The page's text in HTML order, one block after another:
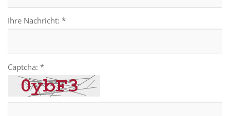
Ihre Nachricht: *
Captcha: *